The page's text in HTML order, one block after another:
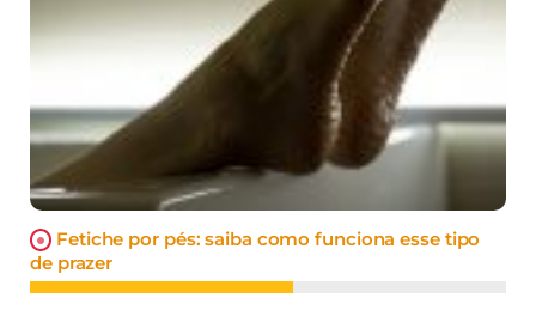
Fetiche por pés: saiba como funciona esse tipo
de prazer